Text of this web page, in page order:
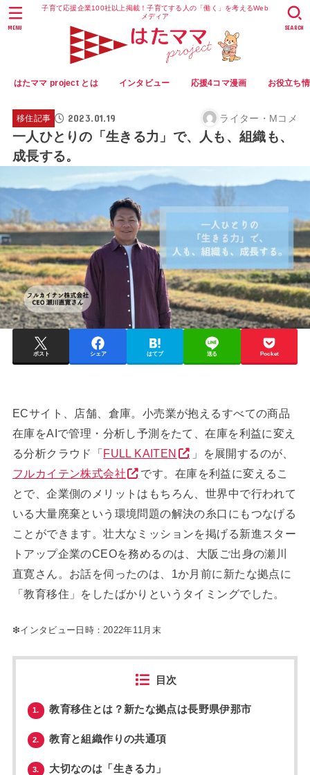
子育て応援企業100社以上掲載！子育てする人の「働く」を考えるWeb
メディア
はたママ project とは インタビュー 応援4コマ漫画 お役立ち
SEARCH
MENU
移住記事 2023.01.19 ライター・Mコメ
一人ひとりの「生きる力」で、人も、組織も、
成長する。
ポスト シェア はてブ 送る Pocket
ECサイト、店舗、倉庫。小売業が抱えるすべての商品
在庫をAIで管理・分析し予測をたて、在庫を利益に変え
る分析クラウド「FULL KAITEN
」を展開するのが、
フルカイテン株式会社
です。在庫を利益に変えるこ
とで、企業側のメリットはもちろん、世界中で行われて
いる大量廃棄という環境問題の解決の糸口にもつなげる
ことができます。壮大なミッションを掲げる新進スター
トアップ企業のCEOを務めるのは、大阪ご出身の瀬川
直寛さん。お話を伺ったのは、1か月前に新たな拠点に
「教育移住」をしたばかりというタイミングでした。
❇︎インタビュー日時：2022年11月末
目次
1. 教育移住とは？新たな拠点は長野県伊那市
2. 教育と組織作りの共通項
3. 大切なのは「生きる力」